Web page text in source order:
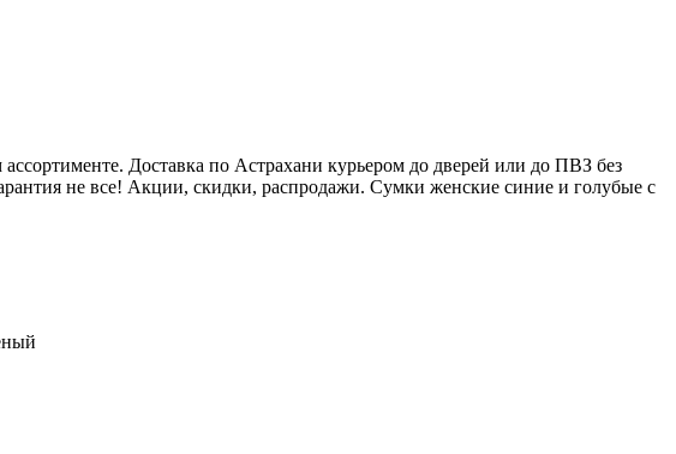
Доставка по Астрахани курьером до дверей или до ПВЗ без
не все! Акции, скидки, распродажи. Сумки женские синие и голубые с